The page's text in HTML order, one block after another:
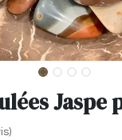
Jaspe